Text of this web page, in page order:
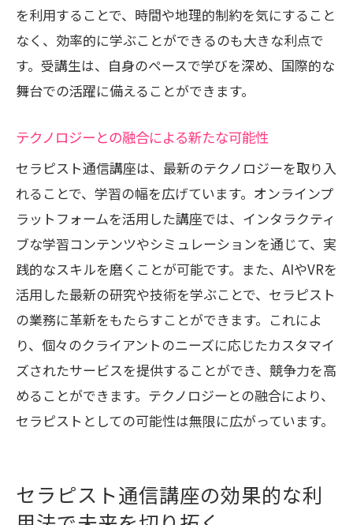
を利用することで、時間や地理的制約を気にすること
なく、効率的に学ぶことができるのも大きな利点で
す。受講生は、自身のペースで学びを深め、国際的な
舞台での活躍に備えることができます。
テクノロジーとの融合による新たな可能性
セラピスト通信講座は、最新のテクノロジーを取り入
れることで、学習の幅を広げています。オンラインプ
ラットフォームを活用した講座では、インタラクティ
ブな学習コンテンツやシミュレーションを通じて、実
践的なスキルを磨くことが可能です。また、AIやVRを
活用した最新の研究や技術を学ぶことで、セラピスト
の業務に革新をもたらすことができます。これによ
り、個々のクライアントのニーズに応じたカスタマイ
ズされたサービスを提供することができ、競争力を高
めることができます。テクノロジーとの融合により、
セラピストとしての可能性は無限に広がっています。
セラピスト通信講座の効果的な利